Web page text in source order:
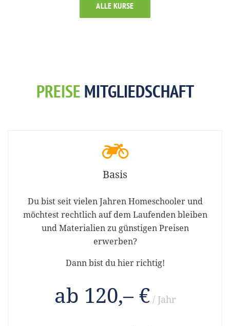
ALLE KURSE
PREISE MITGLIEDSCHAFT
Basis
Du bist seit vielen Jahren Homeschooler und
möchtest rechtlich auf dem Laufenden bleiben
und Materialien zu günstigen Preisen
erwerben?
Dann bist du hier richtig!
ab 120,– € / Jahr